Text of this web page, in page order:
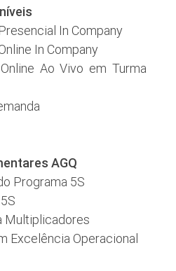
In Company
In Company
Ao Vivo em Turma
AGQ
Programa 5S
Multiplicadores
Excelência Operacional